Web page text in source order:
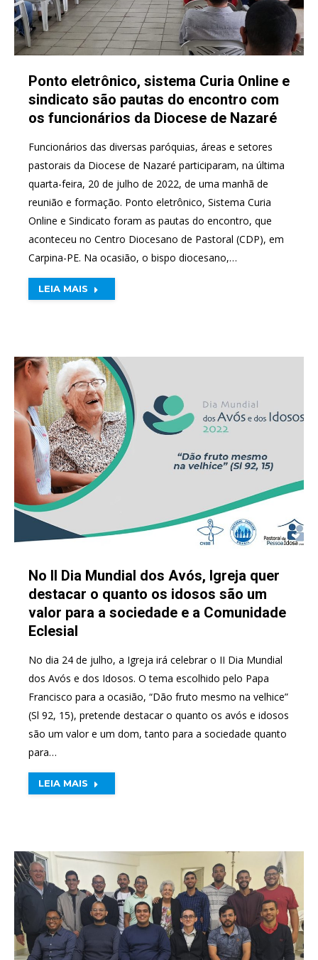
Ponto eletrônico, sistema Curia Online e
sindicato são pautas do encontro com
os funcionários da Diocese de Nazaré
Funcionários das diversas paróquias, áreas e setores
pastorais da Diocese de Nazaré participaram, na última
quarta-feira, 20 de julho de 2022, de uma manhã de
reunião e formação. Ponto eletrônico, Sistema Curia
Online e Sindicato foram as pautas do encontro, que
aconteceu no Centro Diocesano de Pastoral (CDP), em
Carpina-PE. Na ocasião, o bispo diocesano,…
LEIA MAIS
No II Dia Mundial dos Avós, Igreja quer
destacar o quanto os idosos são um
valor para a sociedade e a Comunidade
Eclesial
No dia 24 de julho, a Igreja irá celebrar o II Dia Mundial
dos Avós e dos Idosos. O tema escolhido pelo Papa
Francisco para a ocasião, “Dão fruto mesmo na velhice”
(Sl 92, 15), pretende destacar o quanto os avós e idosos
são um valor e um dom, tanto para a sociedade quanto
para…
LEIA MAIS